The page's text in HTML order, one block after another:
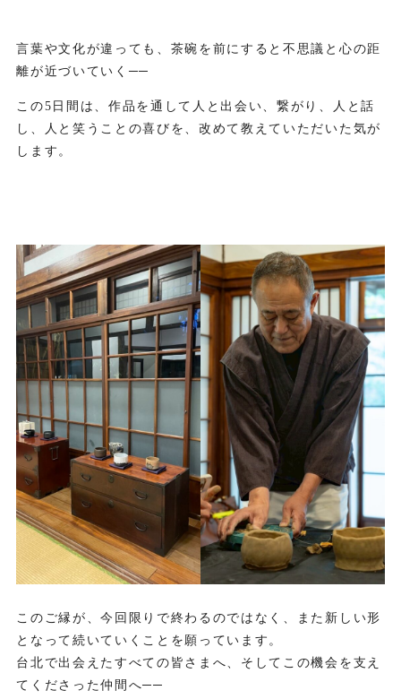
言葉や文化が違っても、茶碗を前にすると不思議と心の距
離が近づいていく──
この5日間は、作品を通して人と出会い、繋がり、人と話
し、人と笑うことの喜びを、改めて教えていただいた気が
します。
このご縁が、今回限りで終わるのではなく、また新しい形
となって続いていくことを願っています。
台北で出会えたすべての皆さまへ、そしてこの機会を支え
てくださった仲間へ──